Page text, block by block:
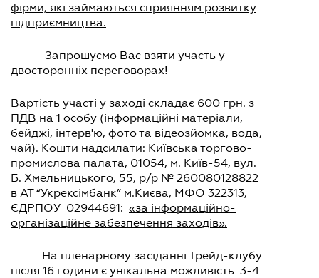
фірми, які займаються сприянням розвитку
підприємництва.
Запрошуємо Вас взяти участь у
двосторонніх переговорах!
Вартість участі у заході складає 600 грн. з
ПДВ на 1 особу (інформаційні матеріали,
бейджі, інтерв'ю, фото та відеозйомка, вода,
чай). Кошти надсилати: Київська торгово-
промислова палата, 01054, м. Київ-54, вул.
Б. Хмельницького, 55, р/р № 260080128822
в АТ “Укрексімбанк” м.Києва, МФО 322313,
ЄДРПОУ 02944691: «за інформаційно-
організаційне забезпечення заходів».
На пленарному засіданні Трейд-клубу
після 16 години є унікальна можливість 3-4